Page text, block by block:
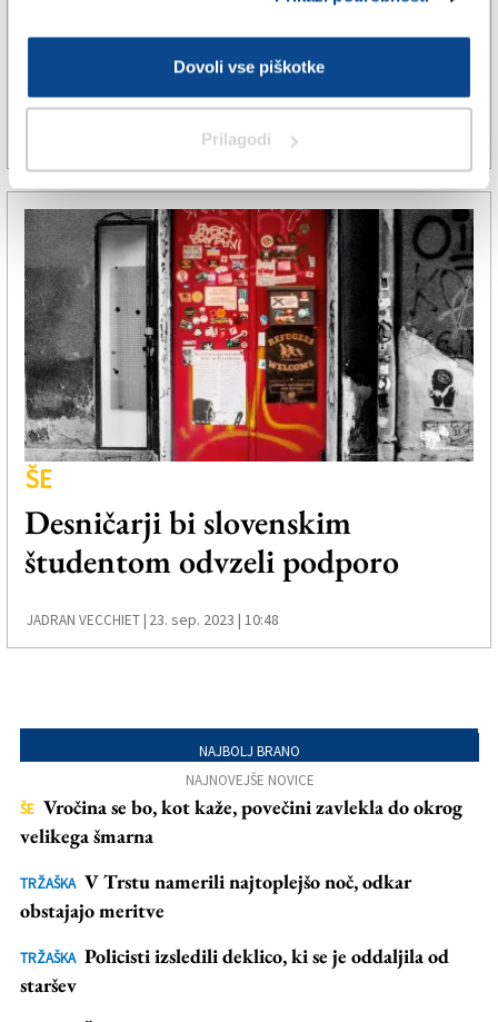
Dovoli vse piškotke
Prilagodi
Bilo je mnenje drugih o nas, ne
9. avg. 2025 | 10:08
ŠE
Desničarji bi slovenskim
študentom odvzeli podporo
JADRAN VECCHIET | 23. sep. 2023 | 10:48
NAJBOLJ BRANO
NAJNOVEJŠE NOVICE
ŠE Vročina se bo, kot kaže, povečini zavlekla do okrog
velikega šmarna
TRŽAŠKA V Trstu namerili najtoplejšo noč, odkar
obstajajo meritve
TRŽAŠKA Policisti izsledili deklico, ki se je oddaljila od
staršev